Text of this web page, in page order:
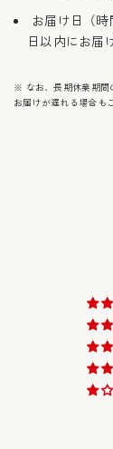
お届け日（
日以内にお届
※ なお、長期休業期間
お届けが遅れる場合も